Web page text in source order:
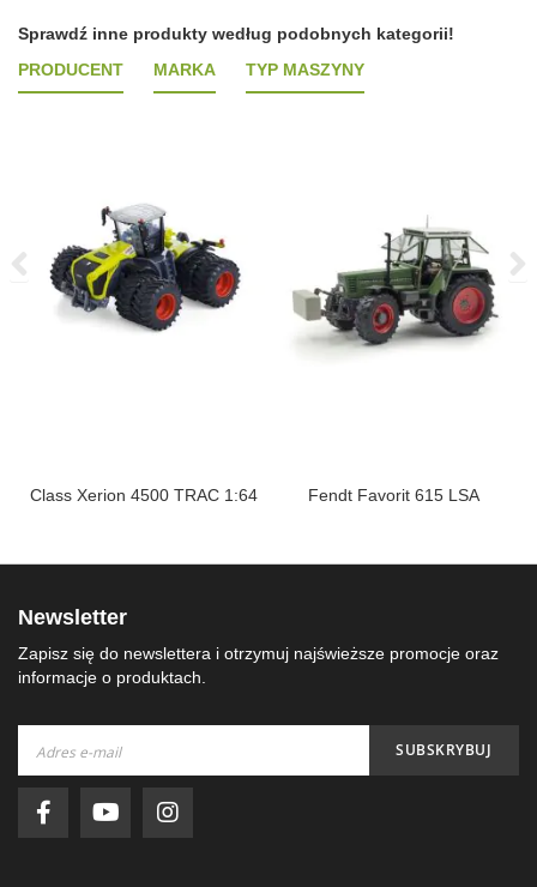
Sprawdź inne produkty według podobnych kategorii!
PRODUCENT
MARKA TYP MASZYNY
Class Xerion 4500 TRAC 1:64 Fendt Favorit 615 LSA
Newsletter
Zapisz się do newslettera i otrzymuj najświeższe promocje oraz
informacje o produktach.
nasz
newsletter:
SUBSKRYBUJ